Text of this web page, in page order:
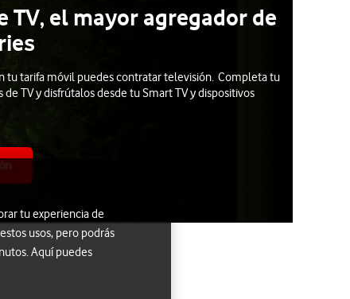
TV, el mayor agregador de
tu tarifa móvil puedes contratar televisión. Completa tu
de TV y disfrútalos desde tu Smart TV y dispositivos
tu experiencia de
usos, pero podrás
Aquí puedes